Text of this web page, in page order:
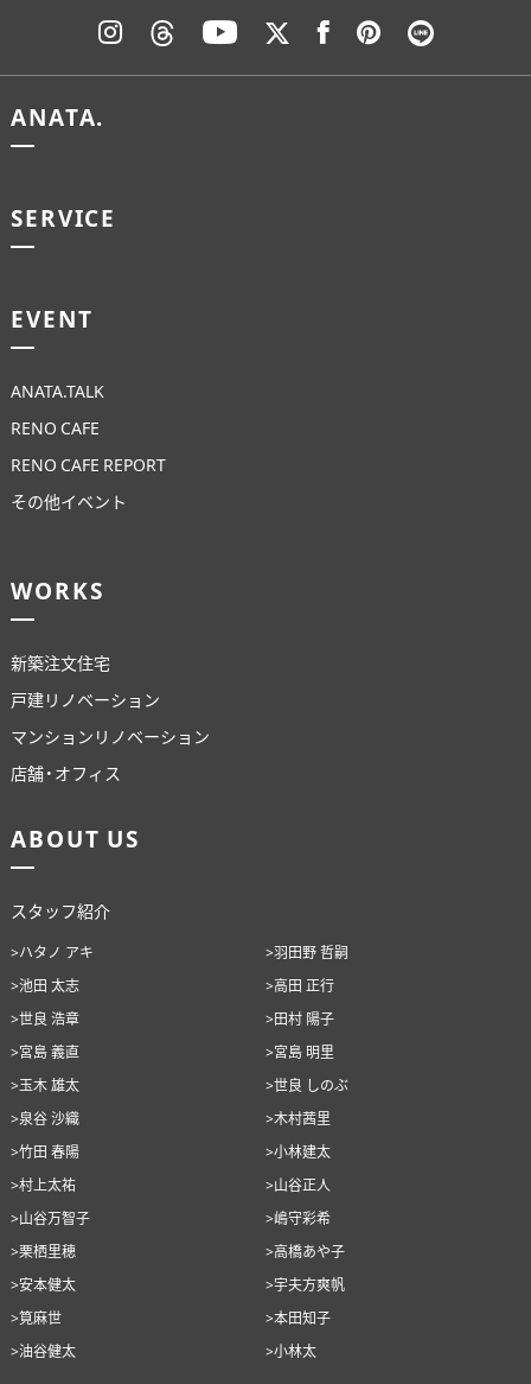
ANATA.
SERVICE
EVENT
ANATA.TALK
RENO CAFE
RENO CAFE REPORT
その他イベント
WORKS
新築注文住宅
戸建リノベーション
マンションリノベーション
店舗・オフィス
ABOUT US
スタッフ紹介
>ハタノ アキ
>羽田野 哲嗣
>池田 太志
>高田 正行
>世良 浩章
>田村 陽子
>宮島 義直
>宮島 明里
>玉木 雄太
>世良 しのぶ
>泉谷 沙織
>木村茜里
>竹田 春陽
>小林建太
>村上太祐
>山谷正人
>山谷万智子
>嶋守彩希
>栗栖里穂
>高橋あや子
>安本健太
>宇夫方爽帆
>筧麻世
>本田知子
>油谷健太
>小林太